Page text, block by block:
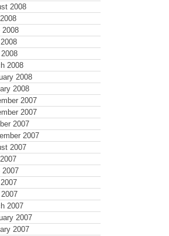
2008
2008
2008
2008
2008
2007
2007
2007
2007
2007
2007
2007
2007
2007